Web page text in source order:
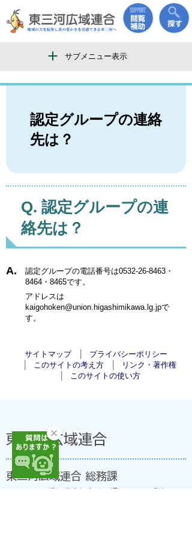
サブメニュー表示
認定グループの連絡
先は？
認定グループの連
絡先は？
認定グループの電話番号は0532-26-8463・
8464・8465です。
アドレスは
kaigohoken@union.higashimikawa.lg.jpで
す。
サイトマップ
プライバシーポリシー
このサイトの考え方
リンク・著作権
このサイトの使い方
東三河広域連合
東三河広域連合 総務課